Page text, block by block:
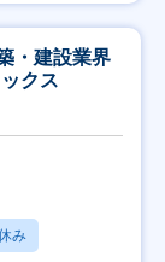
・建設業界
クス
み